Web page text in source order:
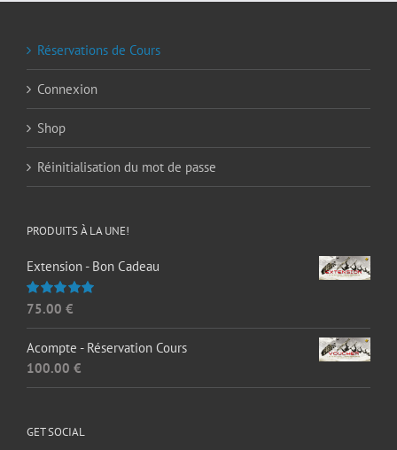
Réservations de Cours
Connexion
Shop
Réinitialisation du mot de passe
PRODUITS À LA UNE!
Extension - Bon Cadeau
Note5.00
75.00 €
Acompte - Réservation Cours
100.00 €
GET SOCIAL